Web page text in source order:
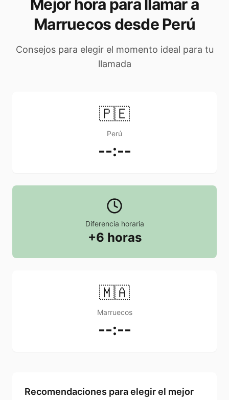
Mejor hora para llamar a
Marruecos desde Perú
Consejos para elegir el momento ideal para tu
llamada
🇵🇪
Perú
--:--
Diferencia horaria
+6 horas
🇲🇦
Marruecos
--:--
Recomendaciones para elegir el mejor